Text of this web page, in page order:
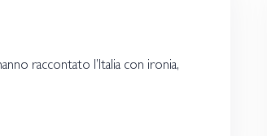
raccontato l’Italia con ironia,